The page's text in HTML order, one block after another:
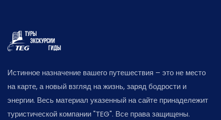
Истинное назначение вашего путешествия – это не место
на карте, а новый взгляд на жизнь, заряд бодрости и
энергии. Весь материал указенный на сайте принадележит
туристической компании "TEG". Все права защищены.